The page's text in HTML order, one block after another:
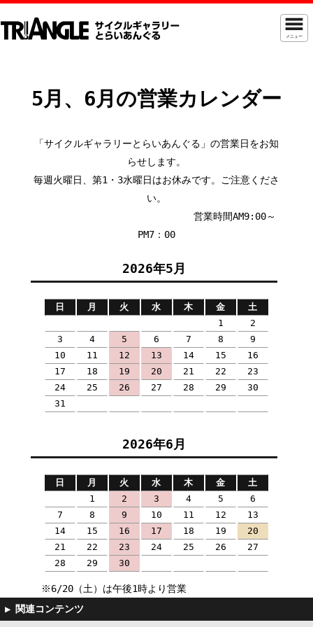
メニュー
5月、6月の営業カレンダー
「サイクルギャラリーとらいあんぐる」の営業日をお知
らせします。
毎週火曜日、第1・3水曜日はお休みです。ご注意くださ
い。
営業時間AM9:00～
PM7：00
2026年5月
日 月 火 水 木 金
土
1
2
3
4 5 6 7 8
9
10
11 12 13 14 15
16
17
18 19 20 21 22
23
24
25 26 27 28 29
30
31
2026年6月
日 月 火 水 木 金
土
1
2 3 4 5
6
7
8 9 10 11 12
13
14
15 16 17 18 19
20
21
22 23 24 25 26
27
28
29 30
※6/20（土）は午後1時より営業